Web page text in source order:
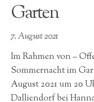
Garten
7. August 2021
Im Rahmen von –
Sommernacht im
August 2021 um 20
Dalliendorf bei